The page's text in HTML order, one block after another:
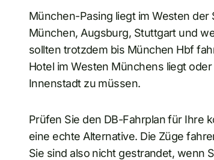
München-Pasing liegt im Westen
München, Augsburg, Stuttgart und
sollten trotzdem bis München Hbf
Hotel im Westen Münchens liegt
Innenstadt zu müssen.
Prüfen Sie den DB-Fahrplan für Ihre
eine echte Alternative. Die Züge
Sie sind also nicht gestrandet, wenn